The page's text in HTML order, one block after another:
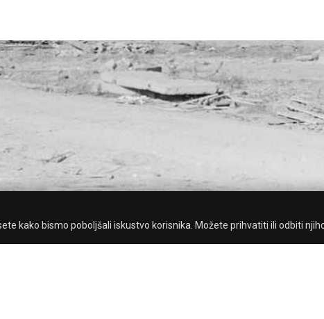
kako bismo poboljšali iskustvo korisnika. Možete prihvatiti ili odbiti